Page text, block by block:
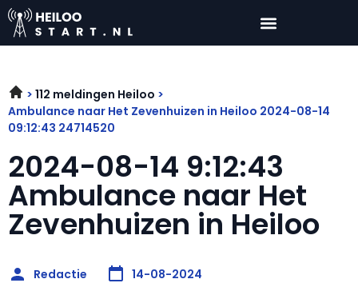
112 meldingen Heiloo
Ambulance naar Het Zevenhuizen in Heiloo 2024-08-14
09:12:43 24714520
2024-08-14 9:12:43
Ambulance naar Het
Zevenhuizen in Heiloo
Redactie 14-08-2024